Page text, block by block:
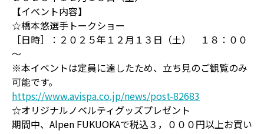
【イベント内容】
☆橋本悠選手トークショー
［日時］：２０２５年１２月１３日（土） １８：００
～
※本イベントは定員に達したため、立ち見のご観覧のみ
可能です。
https://www.avispa.co.jp/news/post-82683
☆オリジナルノベルティグッズプレゼント
期間中、Alpen FUKUOKAで税込３，０００円以上お買い